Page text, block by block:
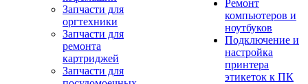
Запчасти для
оргтехники
Запчасти для
ремонта
картриджей
Запчасти для
Ремонт
компьютеров и
ноутбуков
Подключение и
настройка
принтера
этикеток к ПК